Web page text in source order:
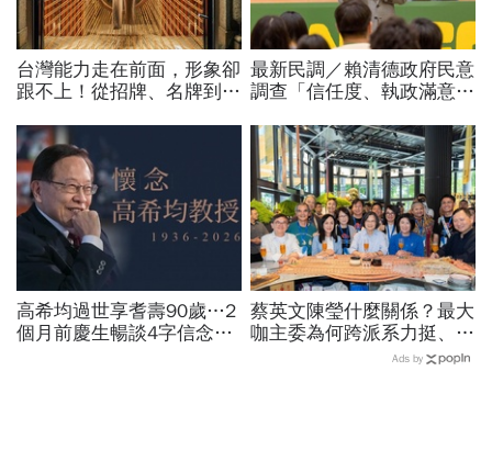
台灣能力走在前面，形象卻
跟不上！從招牌、名牌到國
製造的一堂美學課
最新民調／賴清德政府民意
調查「信任度、執政滿意
降…中央表現牽動縣市長選
戰！
高希均過世享耆壽90歲…2
個月前慶生暢談4字信念，
蔡英文陳瑩什麼關係？最大
咖主委為何跨派系力挺、連
饒慶鈴都曬合照...同場背後
Ads by